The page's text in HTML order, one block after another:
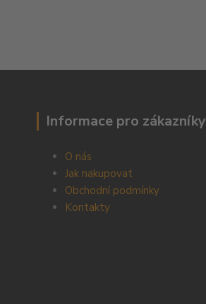
Informace pro zákazníky
O nás
Jak nakupovat
Obchodní podmínky
Kontakty